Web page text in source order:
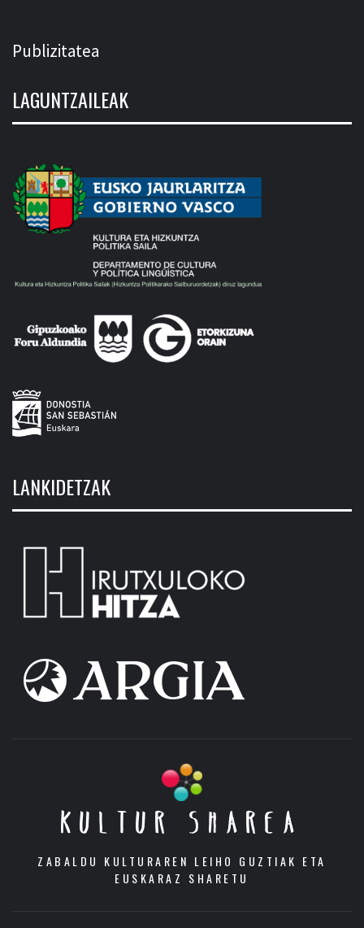
Publizitatea
LAGUNTZAILEAK
LANKIDETZAK
KULTUR SHAREA
ZABALDU KULTURAREN LEIHO GUZTIAK ETA
EUSKARAZ SHARETU